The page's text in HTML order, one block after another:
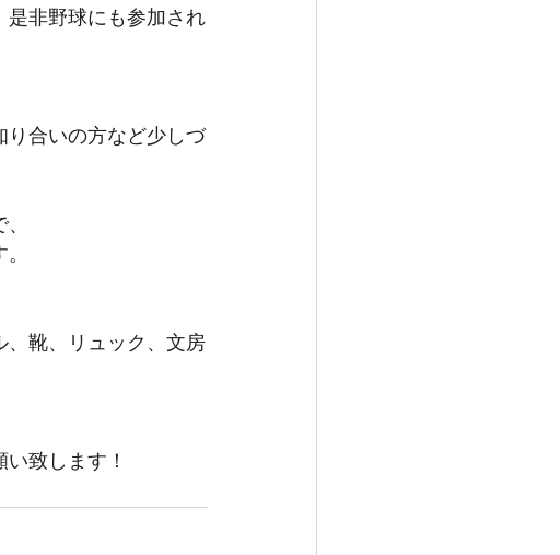
是非野球にも参加され
り合いの方など少しづ
、靴、リュック、文房
致します！